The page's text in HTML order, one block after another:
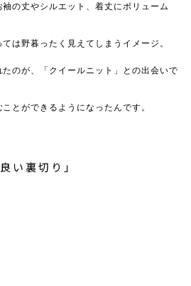
の丈やシルエット、着丈にボリューム
は野暮ったく見えてしまうイメージ。
のが、「クイールニット」との出会いで
とができるようになったんです。
良い裏切り」